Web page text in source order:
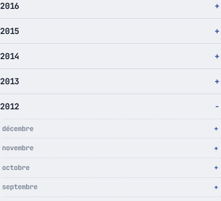
2016
2015
2014
2013
2012
décembre
novembre
octobre
septembre